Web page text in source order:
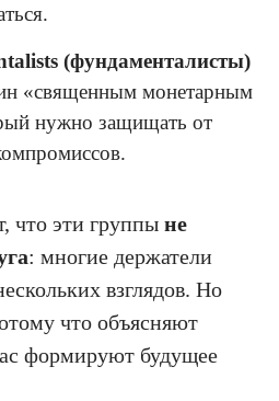
(фундаменталисты)
«священным монетарным
нужно защищать от
что эти группы не
: многие держатели
взглядов. Но
что объясняют
формируют будущее